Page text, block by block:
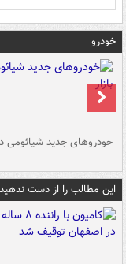
خودرو
خودروهای جدید شیائومی در
این مطالب را از دست